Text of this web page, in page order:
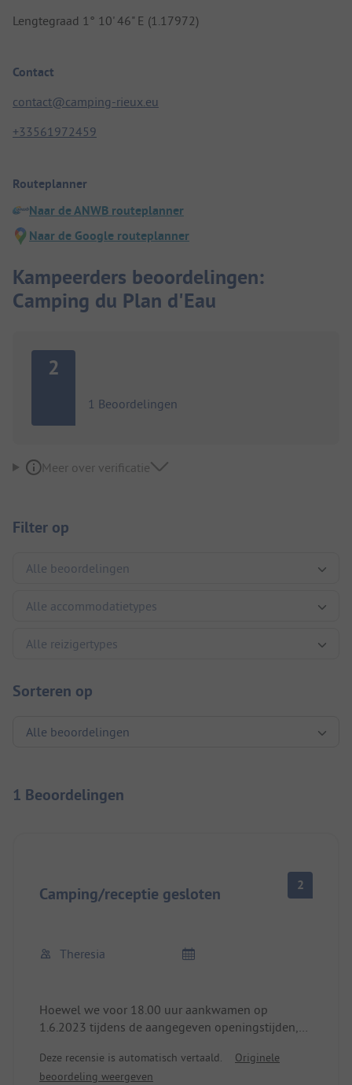
Lengtegraad 1° 10' 46" E (1.17972)
Contact
contact@camping-rieux.eu
+33561972459
Routeplanner
Naar de ANWB routeplanner
Naar de Google routeplanner
Kampeerders beoordelingen:
Camping du Plan d'Eau
2
1 Beoordelingen
Meer over verificatie
Filter op
Sorteren op
1 Beoordelingen
Camping/receptie gesloten 2
Theresia
Hoewel we voor 18.00 uur aankwamen op
1.6.2023 tijdens de aangegeven openingstijden,
gesloten. De telefooncel zei heel onbegrijpelijk
dat je via de website moest reserveren. Gelukkig
Deze recensie is automatisch vertaald.
Originele
beoordeling weergeven